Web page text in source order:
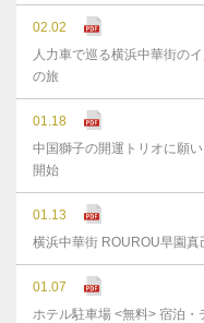
02.02
人力車で巡る横浜中華街の
の旅
01.18
中国獅子の開運トリオに願
開始
01.13
横浜中華街 ROUROU早園真
01.07
ホテル駐車場 <無料> 宿泊・